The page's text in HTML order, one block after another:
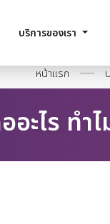
บริการของเรา
หน้าแรก
อะไร ทำ